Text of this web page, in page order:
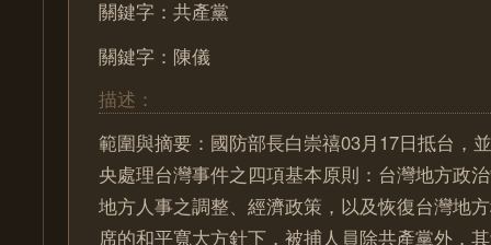
關鍵字：共產黨
關鍵字：陳儀
描述：
範圍與摘要：國防部長白崇禧03月17日抵台，
央處理台灣事件之四項基本原則：台灣地方政
地方人事之調整、經濟政策，以及恢復台灣地
席的和平寬大方針下，被捕人員除共產黨外，